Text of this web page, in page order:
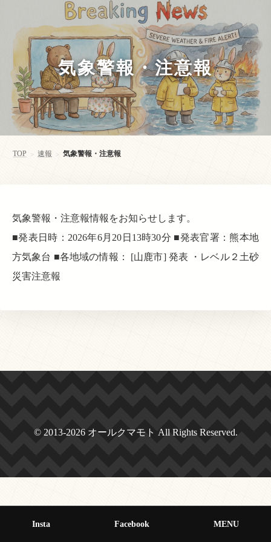
気象警報・注意報
TOP > 速報 > 気象警報・注意報
気象警報・注意報情報をお知らせします。
■発表日時：2026年6月20日13時30分 ■発表官署：熊本地
方気象台 ■各地域の情報： [山鹿市] 発表 ・レベル２土砂
災害注意報
© 2013-2026 オールクマモト All Rights Reserved.
Insta Facebook MENU